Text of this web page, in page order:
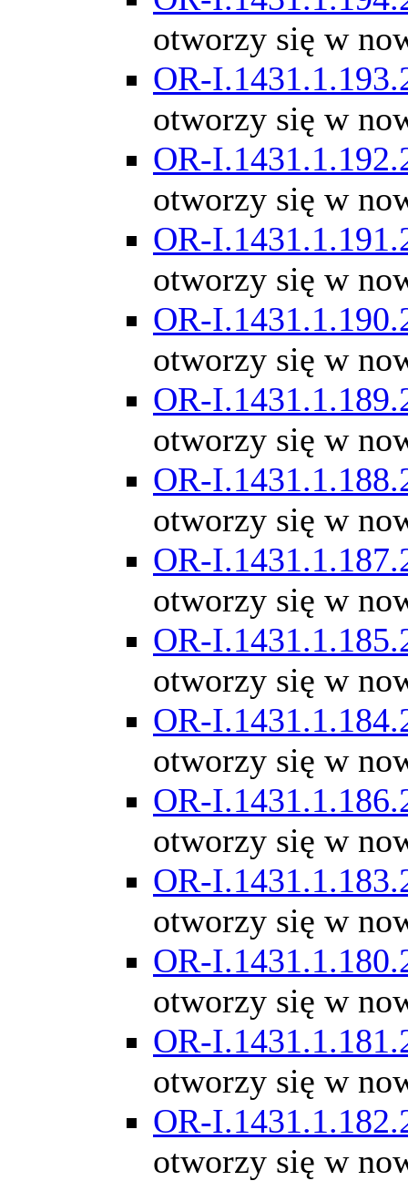
otworzy się w
OR-
otworzy się w
OR-
otworzy się w
OR-
otworzy się w
OR-
otworzy się w
OR-
otworzy się w
OR-
otworzy się w
OR-
otworzy się w
OR-
otworzy się w
OR-
otworzy się w
OR-
otworzy się w
OR-
otworzy się w
OR-
otworzy się w
OR-
otworzy się w
OR-
otworzy się w